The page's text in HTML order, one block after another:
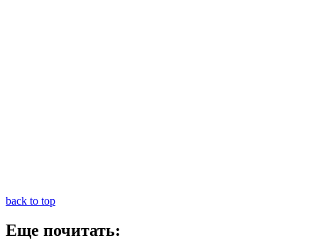
back to top
Еще почитать: